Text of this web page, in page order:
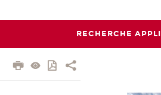
RECHERCHE